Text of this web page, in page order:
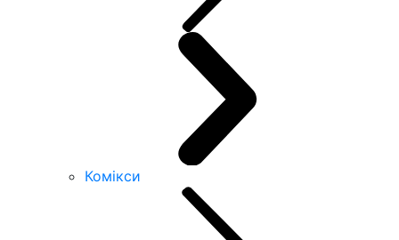
Комікси